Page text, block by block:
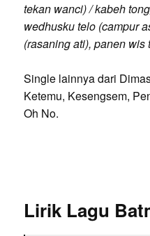
tekan wanci) / kabeh
wedhusku telo (campur
(rasaning ati), panen
Single lainnya dari
Ketemu, Kesengsem,
Oh No.
Lirik Lagu